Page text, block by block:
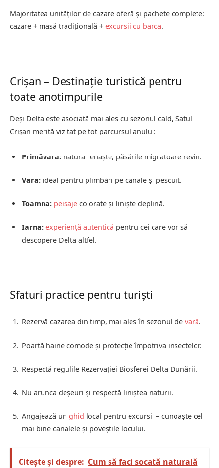
Majoritatea unităților de cazare oferă și pachete complete:
cazare + masă tradițională + excursii cu barca.
Crișan – Destinație turistică pentru
toate anotimpurile
Deși Delta este asociată mai ales cu sezonul cald, Satul
Crișan merită vizitat pe tot parcursul anului:
Primăvara: natura renaște, păsările migratoare revin.
Vara: ideal pentru plimbări pe canale și pescuit.
Toamna: peisaje colorate și liniște deplină.
Iarna: experiență autentică pentru cei care vor să
descopere Delta altfel.
Sfaturi practice pentru turiști
Rezervă cazarea din timp, mai ales în sezonul de vară.
Poartă haine comode și protecție împotriva insectelor.
Respectă regulile Rezervației Biosferei Delta Dunării.
Nu arunca deșeuri și respectă liniștea naturii.
Angajează un ghid local pentru excursii – cunoaște cel
mai bine canalele și poveștile locului.
Citește și despre: Cum să faci socată naturală